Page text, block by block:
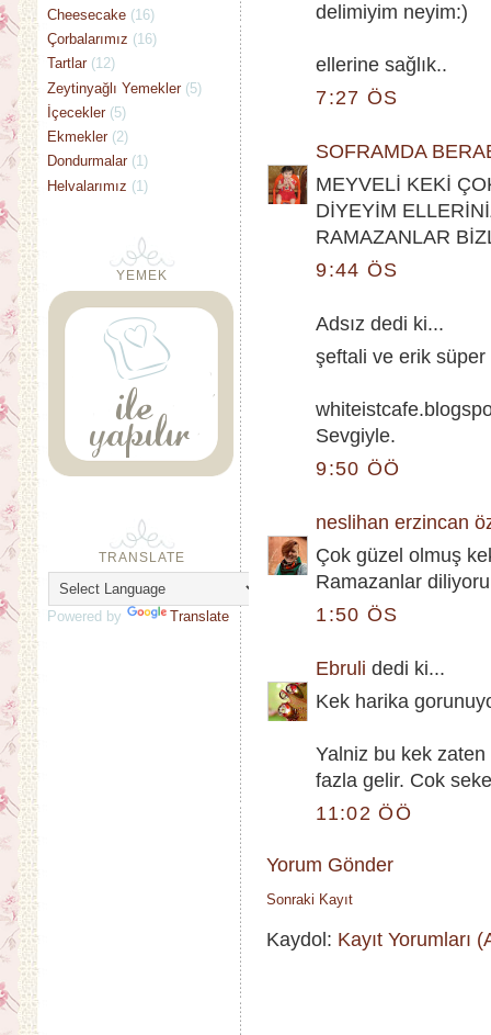
delimiyim neyim:)
ellerine sağlık..
7:27 ÖS
SOFRAMDA
MEYVELİ KEKİ
DİYEYİM
RAMAZANLAR
9:44 ÖS
Adsız dedi ki...
şeftali ve erik
Sevgiyle.
9:50 ÖÖ
neslihan erzincan
Çok güzel olmuş
Ramazanlar
1:50 ÖS
Ebruli dedi ki...
Kek harika
Yalniz bu kek
fazla gelir. Cok
11:02 ÖÖ
Yorum Gönder
Sonraki Kayıt
Kaydol: Kayıt Yorumları
Cheesecake (16)
Çorbalarımız (16)
Tartlar (12)
Zeytinyağlı Yemekler (5)
İçecekler (5)
Ekmekler (2)
Dondurmalar (1)
Helvalarımız (1)
YEMEK
TRANSLATE
Powered by Translate